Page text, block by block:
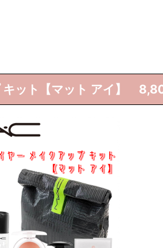
キット【マット アイ】